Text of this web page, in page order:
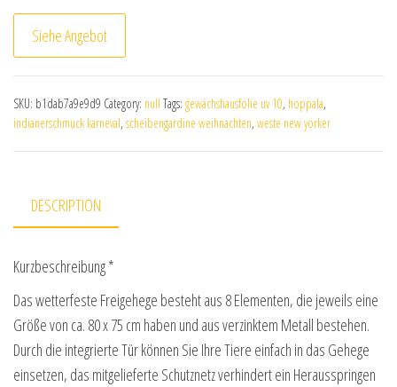
Siehe Angebot
SKU: b1dab7a9e9d9 Category: null Tags: gewächshausfolie uv 10, hoppala,
indianerschmuck karneval, scheibengardine weihnachten, weste new yorker
DESCRIPTION
Kurzbeschreibung *
Das wetterfeste Freigehege besteht aus 8 Elementen, die jeweils eine
Größe von ca. 80 x 75 cm haben und aus verzinktem Metall bestehen.
Durch die integrierte Tür können Sie Ihre Tiere einfach in das Gehege
einsetzen, das mitgelieferte Schutznetz verhindert ein Herausspringen